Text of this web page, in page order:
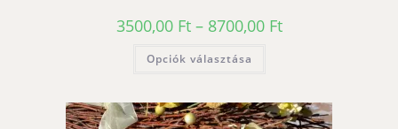
3500,00 Ft – 8700,00 FtÁrtartomány:
3500,00 Ft
Opciók választása
van.
A